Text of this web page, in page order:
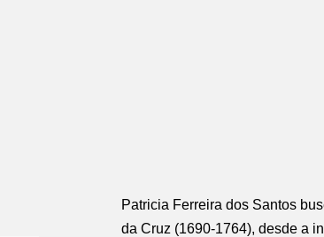
Patricia Ferreira dos Santos
da Cruz (1690-1764), desde a